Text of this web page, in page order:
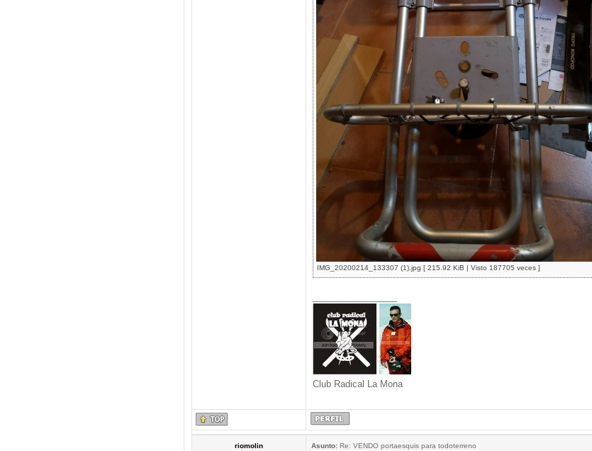
IMG_20200214_133307 (1).jpg [ 215.92 KiB | Visto 187705 veces ]
Club Radical La Mona
riomolin Asunto:Re: VENDO portaesquis para todoterreno